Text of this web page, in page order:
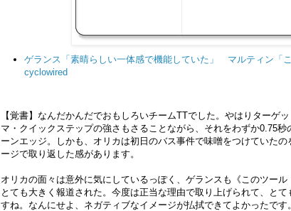
ゲランス「素晴らしい一体感で機能していた」 マルティン「
cyclowired
【覚書】なんだかんだでおもしろいチームTTでした。やはりターゲ
マ・クイックステップの強さもさることながら、それをわずか0.75秒
ーンエッジ。しかも、オリカは初日のバス事件で味噌をつけていた
ージで取り返した感があります。
オリカの面々は意外に気にしているっぽく、ゲランスも《このツー
とても大きく報道された。今度は正当な理由で取り上げられて、と
すね。なんにせよ、ネガティブなイメージが払拭できてよかったで